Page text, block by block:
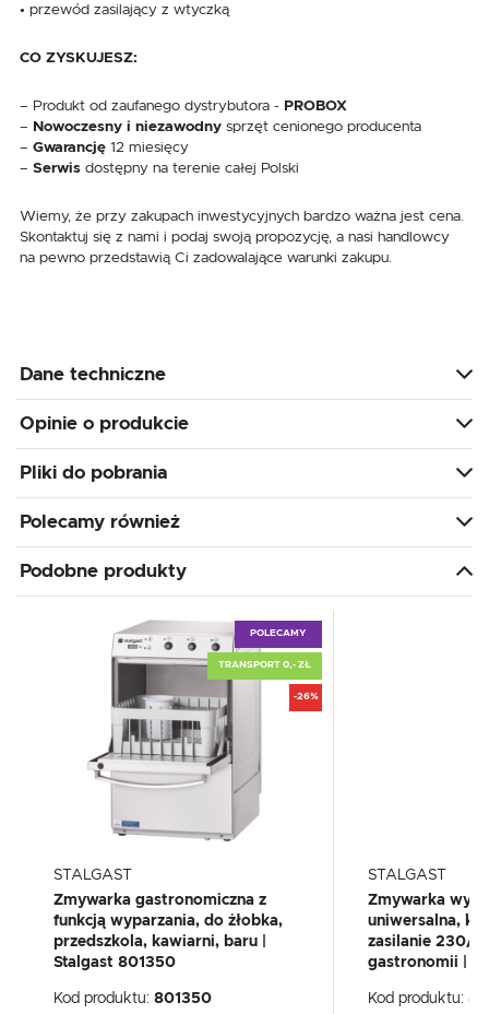
• przewód zasilający z wtyczką
CO ZYSKUJESZ:
– Produkt od zaufanego dystrybutora - PROBOX
– Nowoczesny i niezawodny sprzęt cenionego producenta
– Gwarancję 12 miesięcy
– Serwis dostępny na terenie całej Polski
Wiemy, że przy zakupach inwestycyjnych bardzo ważna jest cena.
Skontaktuj się z nami i podaj swoją propozycję, a nasi handlowcy
na pewno przedstawią Ci zadowalające warunki zakupu.
Dane techniczne
Opinie o produkcie
Pliki do pobrania
Polecamy również
Podobne produkty
POLECAMY
TRANSPORT 0,- ZŁ
-26%
STALGAST
Zmywarka gastronomiczna z
funkcją wyparzania, do żłobka,
przedszkola, kawiarni, baru |
Stalgast 801350
Kod produktu: 801350
STALGAST
Zmywarka
uniwersalna,
zasilanie 230/
gastronomii |
Kod produktu: